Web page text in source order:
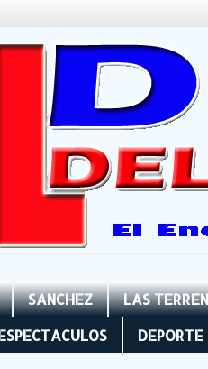
SANCHEZ LAS
DEPORTE